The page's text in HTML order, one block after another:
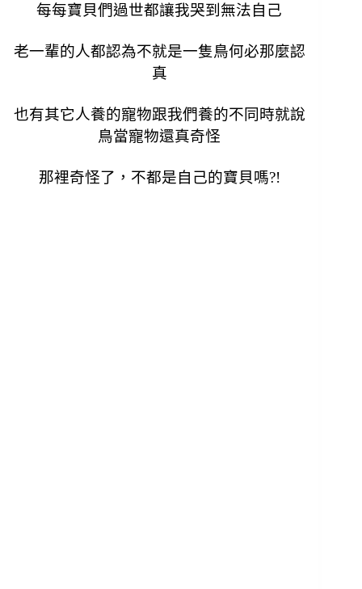
每每寶貝們過世都讓我哭到無法自己
老一輩的人都認為不就是一隻鳥何必那麼認
真
也有其它人養的寵物跟我們養的不同時就說
鳥當寵物還真奇怪
那裡奇怪了，不都是自己的寶貝嗎?!